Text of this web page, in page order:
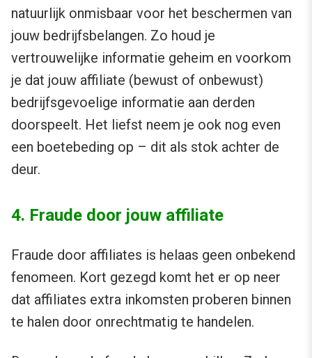
natuurlijk onmisbaar voor het beschermen van
jouw bedrijfsbelangen. Zo houd je
vertrouwelijke informatie geheim en voorkom
je dat jouw affiliate (bewust of onbewust)
bedrijfsgevoelige informatie aan derden
doorspeelt. Het liefst neem je ook nog even
een boetebeding op – dit als stok achter de
deur.
4. Fraude door jouw affiliate
Fraude door affiliates is helaas geen onbekend
fenomeen. Kort gezegd komt het er op neer
dat affiliates extra inkomsten proberen binnen
te halen door onrechtmatig te handelen.